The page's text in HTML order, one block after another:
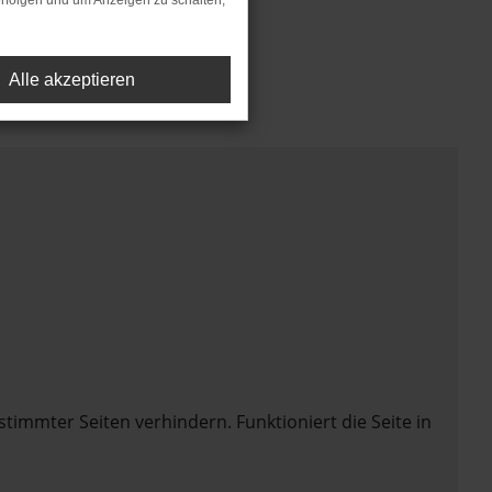
Seiten verhindern. Funktioniert die Seite in
Alle akzeptieren